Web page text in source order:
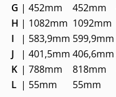
G | 452mm 452mm
H | 1082mm 1092mm
I
| 583,9mm 599,9mm
J
| 401,5mm 406,6mm
K | 788mm 818mm
L | 55mm 55mm